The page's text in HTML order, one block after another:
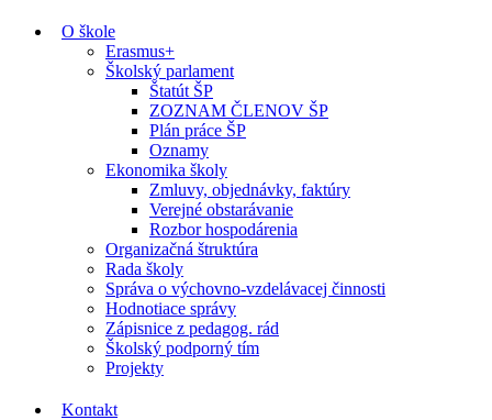
O škole
Erasmus+
Školský parlament
Štatút ŠP
ZOZNAM ČLENOV ŠP
Plán práce ŠP
Oznamy
Ekonomika školy
Zmluvy, objednávky, faktúry
Verejné obstarávanie
Rozbor hospodárenia
Organizačná štruktúra
Rada školy
Správa o výchovno-vzdelávacej činnosti
Hodnotiace správy
Zápisnice z pedagog. rád
Školský podporný tím
Projekty
Kontakt